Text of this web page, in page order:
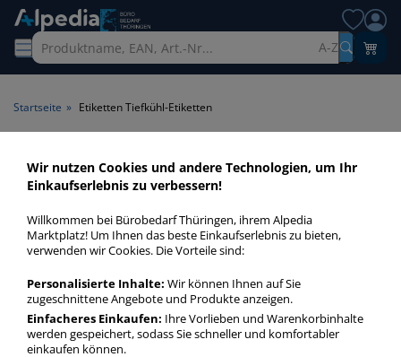
A-Z
Startseite » Etiketten Tiefkühl-Etiketten
Etiketten Tiefkühl-Etiketten >
Produktart Tiefkühl-Etiketten
Etiketten Tiefkühl-Etiketten in bester Qualität zum günstigen
Preis. Finden Sie schnell Etiketten Tiefkühl-Etiketten mit
Etiketten Tiefkühl-Etiketten
mehr Infos zur Kategorie
Wir nutzen Cookies und andere Technologien, um Ihr
Einkaufserlebnis zu verbessern!
Willkommen bei Bürobedarf Thüringen, ihrem Alpedia
Marktplatz! Um Ihnen das beste Einkaufserlebnis zu bieten,
verwenden wir Cookies. Die Vorteile sind:
Personalisierte Inhalte: Wir können Ihnen auf Sie
zugeschnittene Angebote und Produkte anzeigen.
Einfacheres Einkaufen: Ihre Vorlieben und Warenkorbinhalte
werden gespeichert, sodass Sie schneller und komfortabler
einkaufen können.